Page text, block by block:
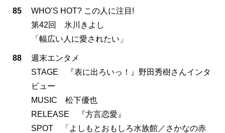
85
WHO’S HOT? この人に注目!
第42回 氷川きよし
「幅広い人に愛されたい」
88
週末エンタメ
STAGE 『表に出ろいっ！』野田秀樹さんインタ
ビュー
MUSIC 松下優也
RELEASE 『方言恋愛』
SPOT 「よしもとおもしろ水族館／さかなの赤